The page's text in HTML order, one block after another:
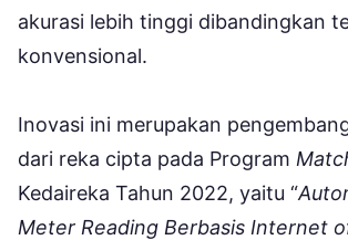
akurasi lebih tinggi dibandingkan
konvensional.
Inovasi ini merupakan
dari reka cipta pada Program
Kedaireka Tahun 2022, yaitu “
Meter Reading Berbasis Internet